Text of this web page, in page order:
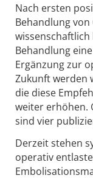
Nach ersten
Behandlung
wissenschaftlich
Behandlung
Ergänzung zur
Zukunft werden
die diese
weiter erhöhen.
sind vier
Derzeit stehen
operativ